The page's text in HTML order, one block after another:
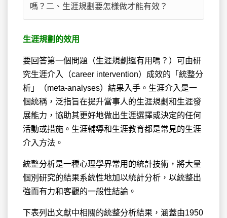
嗎？二、生涯規劃要怎樣做才能有效？
生涯規劃的效用
要回答第一個問題（生涯規劃還有用嗎？）可由研
究生涯介入（career intervention）成效的「統整分
析」（meta-analyses）結果入手。生涯介入是一
個統稱，泛指旨在提升當事人的生涯規劃和生涯發
展能力，協助其更好地做出生涯選擇或決定的任何
活動或措施。生涯輔導和生涯教育都是常見的生涯
介入方法。
統整分析是一種心理學界常用的統計技術，將大量
個別研究的結果系統性地加以統計分析，以統整出
強而有力和客觀的一般性結論。
下表列出文獻中相關的統整分析結果，涵蓋由1950